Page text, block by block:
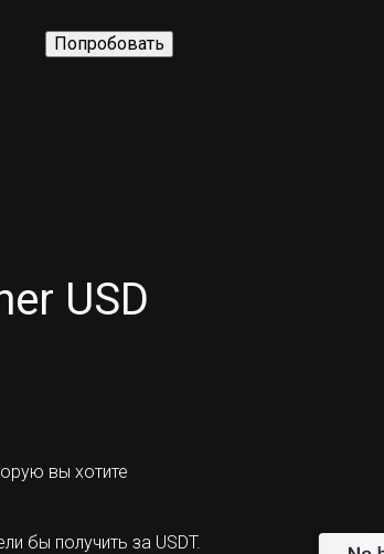
Попробовать
USD
вы хотите
бы получить за USDT.